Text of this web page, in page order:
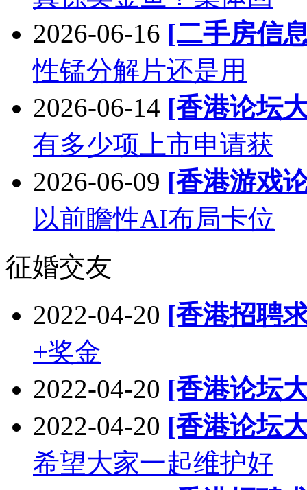
2026-06-16 [二手房信
性锰分解片还是用
2026-06-14 [香港论坛
有多少项上市申请获
2026-06-09 [香港游戏
以前瞻性AI布局卡位
征婚交友
2022-04-20 [香港招聘
+奖金
2022-04-20 [香港论坛
2022-04-20 [香港论坛
希望大家一起维护好